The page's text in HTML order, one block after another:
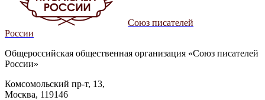
Союз писателей
России
Общероссийская общественная организация «Союз писателей
России»
Комсомольский пр-т, 13,
Москва, 119146